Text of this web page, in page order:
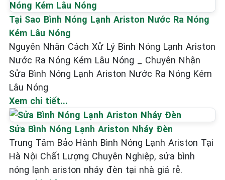
Tại Sao Bình Nóng Lạnh Ariston Nước Ra Nóng
Kém Lâu Nóng
Nguyên Nhân Cách Xử Lý Bình Nóng Lạnh Ariston
Nước Ra Nóng Kém Lâu Nóng _ Chuyên Nhận
Sửa Bình Nóng Lạnh Ariston Nước Ra Nóng Kém
Lâu Nóng
Xem chi tiết...
Sửa Bình Nóng Lạnh Ariston Nháy Đèn
Trung Tâm Bảo Hành Bình Nóng Lạnh Ariston Tại
Hà Nội Chất Lượng Chuyên Nghiệp, sửa bình
nóng lạnh ariston nháy đèn tại nhà giá rẻ.